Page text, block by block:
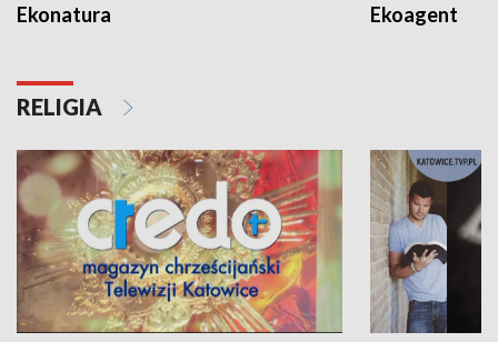
Ekonatura Ekoagent
RELIGIA